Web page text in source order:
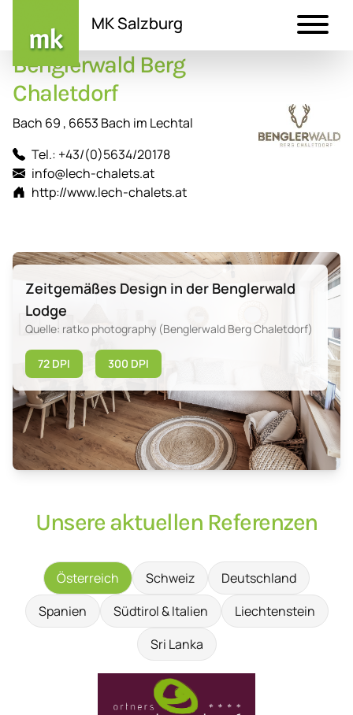
Inhalt
MK Salzburg
Benglerwald Berg
Chaletdorf
Bach 69 , 6653 Bach im Lechtal
Tel.: +43/(0)5634/20178
info@lech-chalets.at
http://www.lech-chalets.at
Zeitgemäßes Design in der Benglerwald
Lodge
Quelle: ratko photography (Benglerwald Berg Chaletdorf)
72 DPI 300 DPI
Unsere aktuellen Referenzen
Österreich Schweiz
Deutschland
Spanien
Südtirol & Italien
Liechtenstein
Sri Lanka